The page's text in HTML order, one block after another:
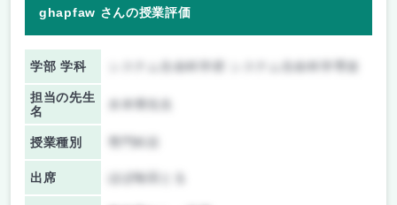
ghapfaw さんの授業評価
学部 学科 システム生命科学府 システム生命科学専攻
担当の先生
名
授業種別
出席 ほぼ毎回とる